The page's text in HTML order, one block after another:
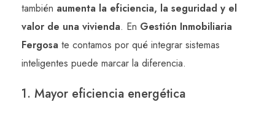
también aumenta la eficiencia, la seguridad y el
valor de una vivienda. En Gestión Inmobiliaria
Fergosa te contamos por qué integrar sistemas
inteligentes puede marcar la diferencia.
1. Mayor eficiencia energética